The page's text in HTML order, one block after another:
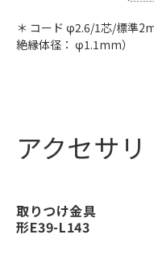
＊ コード φ2.6/1芯/標準
絶縁体径： φ1.1mm）
アクセサリ
取りつけ金具
形E39-L143